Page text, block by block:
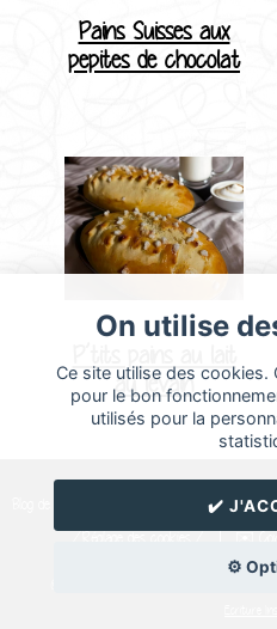
Pains Suisses aux
pepites de chocolat
au levain
On utilise
Ce site utilise des cookies.
pour le bon
utilisés pour la
✔️
⚙️